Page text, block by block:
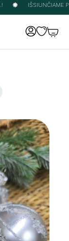
IŠSIUNČIAME